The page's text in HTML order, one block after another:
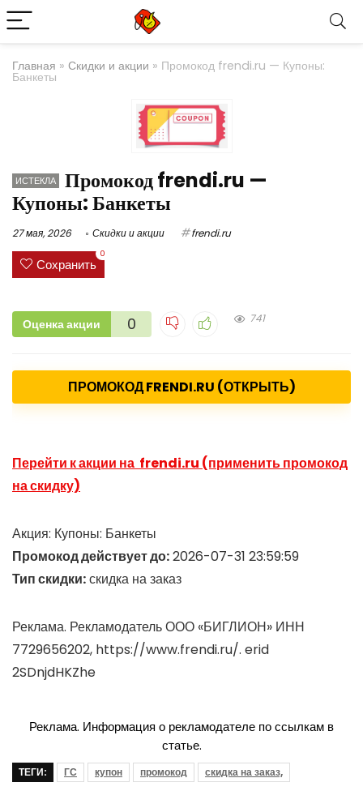
Главная » Скидки и акции » Промокод frendi.ru — Купоны:
Банкеты
ИСТЕКЛА
Промокод frendi.ru —
Купоны: Банкеты
27 мая, 2026 Скидки и акции frendi.ru
Сохранить
0
Оценка акции 0 741
ПРОМОКОД FRENDI.RU (ОТКРЫТЬ)
Перейти к акции на frendi.ru (применить промокод
на скидку)
Акция: Купоны: Банкеты
Промокод действует до:2026-07-31 23:59:59
Тип скидки:скидка на заказ
Реклама. Рекламодатель ООО «БИГЛИОН» ИНН
7729656202, https://www.frendi.ru/. erid
2SDnjdHKZhe
Реклама. Информация о рекламодателе по ссылкам в
статье.
ТЕГИ: ГС купон промокод скидка на заказ,